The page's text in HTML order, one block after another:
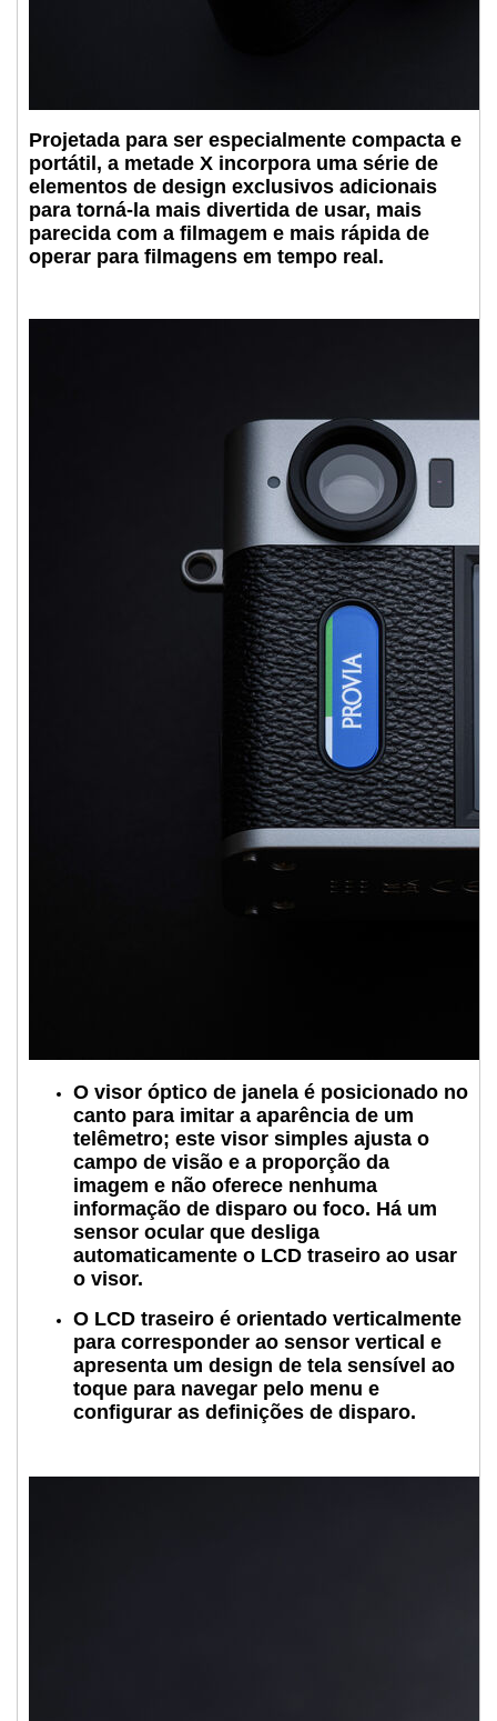
Projetada para ser especialmente compacta e
portátil, a metade X incorpora uma série de
elementos de design exclusivos adicionais
para torná-la mais divertida de usar, mais
parecida com a filmagem e mais rápida de
operar para filmagens em tempo real.
O visor óptico de janela é posicionado no
canto para imitar a aparência de um
telêmetro; este visor simples ajusta o
campo de visão e a proporção da
imagem e não oferece nenhuma
informação de disparo ou foco. Há um
sensor ocular que desliga
automaticamente o LCD traseiro ao usar
o visor.
O LCD traseiro é orientado verticalmente
para corresponder ao sensor vertical e
apresenta um design de tela sensível ao
toque para navegar pelo menu e
configurar as definições de disparo.